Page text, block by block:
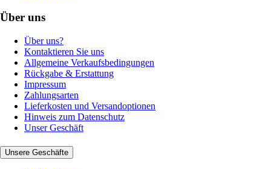
Über uns
Über uns?
Kontaktieren Sie uns
Allgemeine Verkaufsbedingungen
Rückgabe & Erstattung
Impressum
Zahlungsarten
Lieferkosten und Versandoptionen
Hinweis zum Datenschutz
Unser Geschäft
Unsere Geschäfte